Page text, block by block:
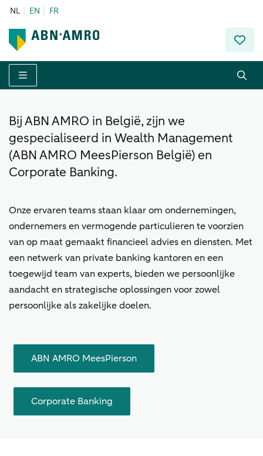
NL EN FR
Menu
Bij ABN AMRO in België, zijn we
gespecialiseerd in Wealth Management
(ABN AMRO MeesPierson België) en
Corporate Banking.
Onze ervaren teams staan klaar om ondernemingen,
ondernemers en vermogende particulieren te voorzien
van op maat gemaakt financieel advies en diensten. Met
een netwerk van private banking kantoren en een
toegewijd team van experts, bieden we persoonlijke
aandacht en strategische oplossingen voor zowel
persoonlijke als zakelijke doelen.
ABN AMRO MeesPierson
Corporate Banking